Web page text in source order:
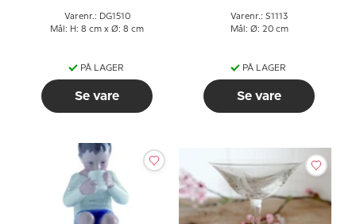
Varenr.: DG1510
Mål: H: 8 cm x Ø: 8 cm
PÅ LAGER
Se vare
Varenr.: S1113
Mål: Ø: 20 cm
PÅ LAGER
Se vare